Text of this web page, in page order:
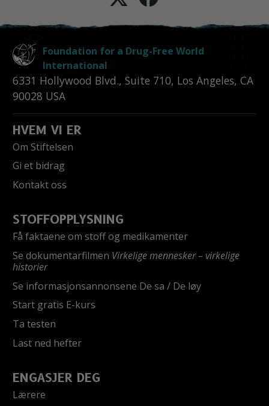
Foundation for a Drug-Free World
International
6331 Hollywood Blvd., Suite 710, Los Angeles, CA
90028 USA
HVEM VI ER
Om Stiftelsen
Gi et bidrag
Kontakt oss
STOFFOPPLYSNING
Få faktaene om stoff og medikamenter
Se dokumentarfilmen Virkelige mennesker – virkelige
historier
Se informasjonsannonsene De sa / De løy
Start gratis E-kurs
Ta testen
Last ned hefter
ENGASJER DEG
Lærere